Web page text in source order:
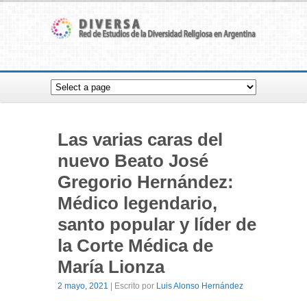
Las varias caras del
nuevo Beato José
Gregorio Hernández:
Médico legendario,
santo popular y líder de
la Corte Médica de
María Lionza
2 mayo, 2021 | Escrito por Luis Alonso Hernández